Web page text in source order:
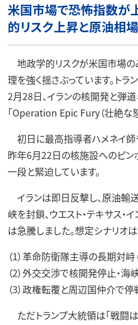
米国市場で恐怖指数
的リスク上昇と原油相
地政学的リスクが米国市場
理を強く揺さぶっています。ト
2月28日、イランの核開発と弾
「Operation Epic Fury（壮絶な怒
初日に最高指導者ハメネイ師
昨年6月22日の核施設へのピン
一段と緊迫しています。
イランは即日反撃し、原油輸
峡を封鎖、ウエスト・テキサス・
は急騰しました。想定シナリオ
（1）革命防衛隊主導の長期対
（2）外交交渉で核開発停止・
（3）政権転覆と周辺国仲介で
ただトランプ大統領は「戦闘